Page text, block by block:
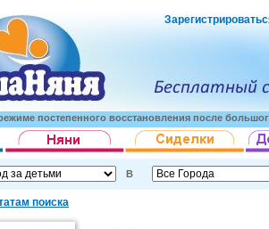
постепенного восстановления после
В
поиска